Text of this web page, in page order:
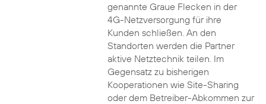
genannte Graue Flecken in der
4G-Netzversorgung für ihre
Kunden schließen. An den
Standorten werden die Partner
aktive Netztechnik teilen. Im
Gegensatz zu bisherigen
Kooperationen wie Site-Sharing
oder dem Betreiber-Abkommen zur